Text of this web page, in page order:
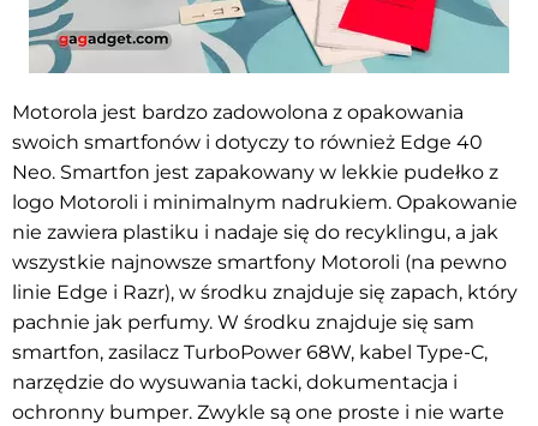
Motorola jest bardzo zadowolona z opakowania
swoich smartfonów i dotyczy to również Edge 40
Neo. Smartfon jest zapakowany w lekkie pudełko z
logo Motoroli i minimalnym nadrukiem. Opakowanie
nie zawiera plastiku i nadaje się do recyklingu, a jak
wszystkie najnowsze smartfony Motoroli (na pewno
linie Edge i Razr), w środku znajduje się zapach, który
pachnie jak perfumy. W środku znajduje się sam
smartfon, zasilacz TurboPower 68W, kabel Type-C,
narzędzie do wysuwania tacki, dokumentacja i
ochronny bumper. Zwykle są one proste i nie warte